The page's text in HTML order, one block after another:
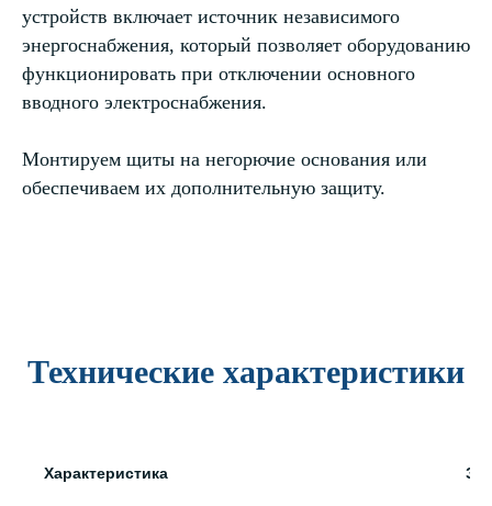
устройств включает источник независимого
энергоснабжения, который позволяет оборудованию
функционировать при отключении основного
вводного электроснабжения.
Монтируем щиты на негорючие основания или
обеспечиваем их дополнительную защиту.
Технические характеристики
Характеристика